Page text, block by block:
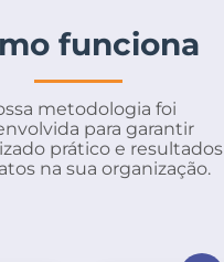
funciona
metodologia foi
para garantir
prático e resultados
na sua organização.